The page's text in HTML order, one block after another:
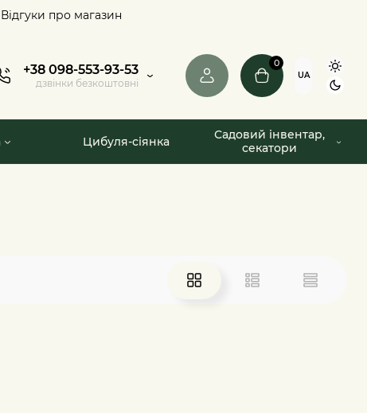
Відгуки про магазин
+38 098-553-93-53
дзвінки безкоштовні
0
UA
Цибуля-сіянка
Садовий інвентар,
секатори